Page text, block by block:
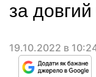
за довгий
19.10.2022 в